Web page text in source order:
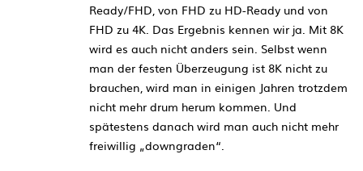
Ready/FHD, von FHD zu HD-Ready und von
FHD zu 4K. Das Ergebnis kennen wir ja. Mit 8K
wird es auch nicht anders sein. Selbst wenn
man der festen Überzeugung ist 8K nicht zu
brauchen, wird man in einigen Jahren trotzdem
nicht mehr drum herum kommen. Und
spätestens danach wird man auch nicht mehr
freiwillig „downgraden“.